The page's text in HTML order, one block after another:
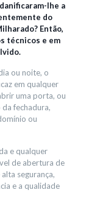
lhe a
do
Então,
técnicos e em
ou noite, o
em qualquer
uma porta, ou
fechadura,
ou
e qualquer
de abertura de
segurança,
e a qualidade